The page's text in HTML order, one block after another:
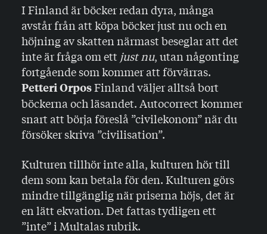
I Finland är böcker redan dyra, många
avstår från att köpa böcker just nu och en
höjning av skatten närmast beseglar att det
inte är fråga om ett just nu, utan någonting
fortgående som kommer att förvärras.
Petteri OrposFinland väljer alltså bort
böckerna och läsandet. Autocorrect kommer
snart att börja föreslå ”civilekonom” när du
försöker skriva ”civilisation”.
Kulturen tillhör inte alla, kulturen hör till
dem som kan betala för den. Kulturen görs
mindre tillgänglig när priserna höjs, det är
en lätt ekvation. Det fattas tydligen ett
”inte” i Multalas rubrik.